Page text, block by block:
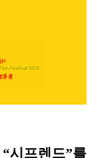
“시프렌드”를